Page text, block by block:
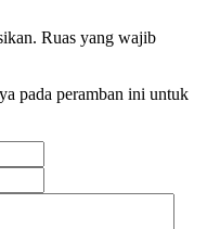
Ruas yang wajib
pada peramban ini untuk